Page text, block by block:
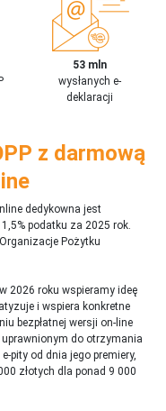
53 mln
wysłanych e-
deklaracji
z darmową
dedykowna jest
podatku za 2025 rok.
Pożytku
2026 roku wspieramy ideę
i wspiera konkretne
bezpłatnej wersji on-line
do otrzymania
pity od dnia jego premiery,
złotych dla ponad 9 000